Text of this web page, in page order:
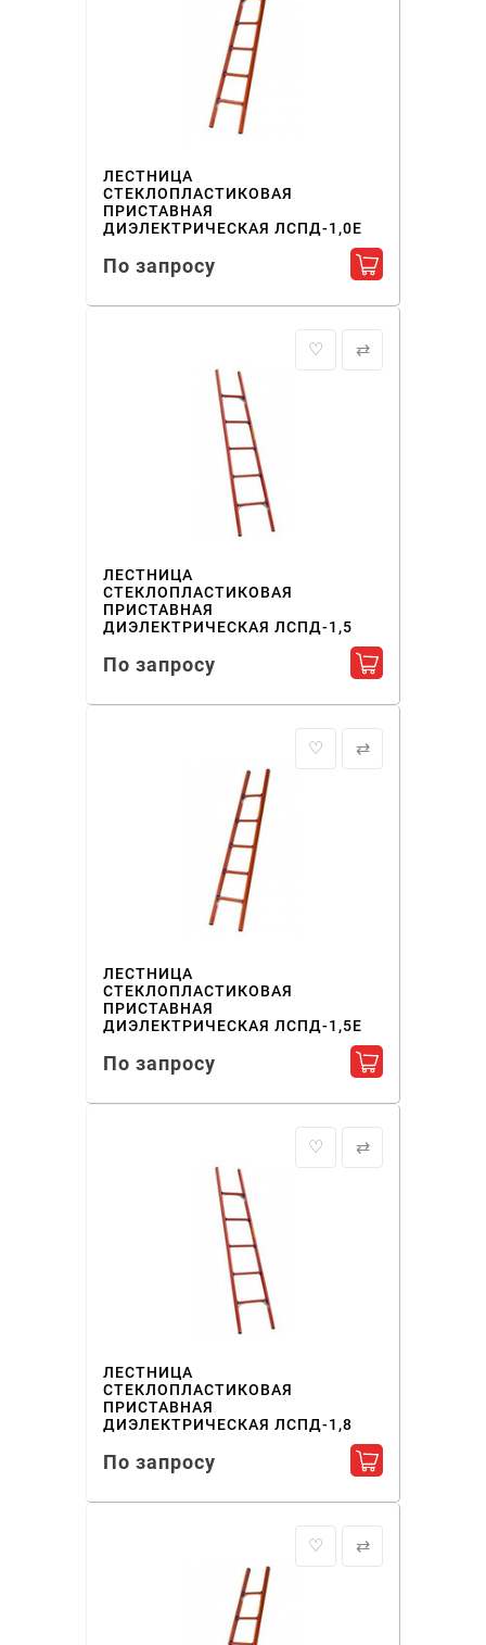
ЛЕСТНИЦА
СТЕКЛОПЛАСТИКОВАЯ
ПРИСТАВНАЯ
ДИЭЛЕКТРИЧЕСКАЯ ЛСПД-1,0Е
По запросу Добавить в
♡ ⇄
ЛЕСТНИЦА
СТЕКЛОПЛАСТИКОВАЯ
ПРИСТАВНАЯ
ДИЭЛЕКТРИЧЕСКАЯ ЛСПД-1,5
По запросу Добавить в
♡ ⇄
ЛЕСТНИЦА
СТЕКЛОПЛАСТИКОВАЯ
ПРИСТАВНАЯ
ДИЭЛЕКТРИЧЕСКАЯ ЛСПД-1,5Е
По запросу Добавить в
♡ ⇄
ЛЕСТНИЦА
СТЕКЛОПЛАСТИКОВАЯ
ПРИСТАВНАЯ
ДИЭЛЕКТРИЧЕСКАЯ ЛСПД-1,8
По запросу Добавить в
♡ ⇄